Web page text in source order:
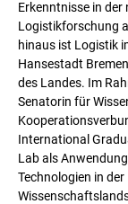
Erkenntnisse in
Logistikforschung
hinaus ist Logistik
Hansestadt
des Landes. Im
Senatorin für
International
Lab als
Technologien in